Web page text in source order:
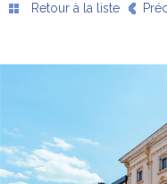
Retour à la liste